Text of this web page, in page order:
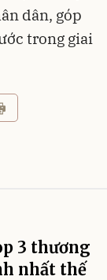
dân, góp
trong giai
3 thương
nhất thế